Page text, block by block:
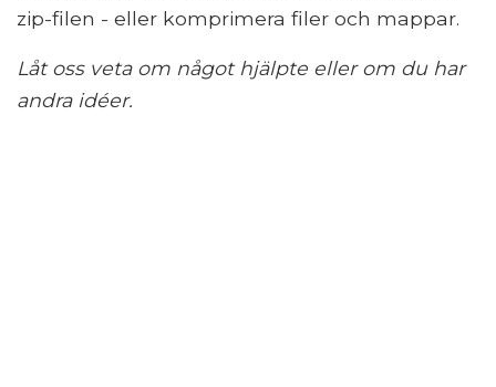
zip-filen - eller komprimera filer och mappar.
Låt oss veta om något hjälpte eller om du har
andra idéer.